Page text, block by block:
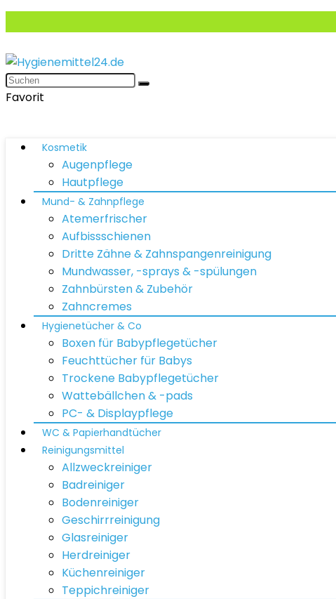
Favorit
Kosmetik
Augenpflege
Hautpflege
Mund- & Zahnpflege
Atemerfrischer
Aufbissschienen
Dritte Zähne & Zahnspangenreinigung
Mundwasser, -sprays & -spülungen
Zahnbürsten & Zubehör
Zahncremes
Hygienetücher & Co
Boxen für Babypflegetücher
Feuchttücher für Babys
Trockene Babypflegetücher
Wattebällchen & -pads
PC- & Displaypflege
WC & Papierhandtücher
Reinigungsmittel
Allzweckreiniger
Badreiniger
Bodenreiniger
Geschirrreinigung
Glasreiniger
Herdreiniger
Küchenreiniger
Teppichreiniger